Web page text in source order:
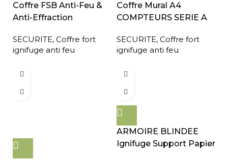
Coffre FSB Anti-Feu &
Anti-Effraction
SECURITE, Coffre fort
ignifuge anti feu
Coffre Mural A4
COMPTEURS SERIE A
SECURITE, Coffre fort
ignifuge anti feu
ARMOIRE BLINDEE
Ignifuge Support Papier